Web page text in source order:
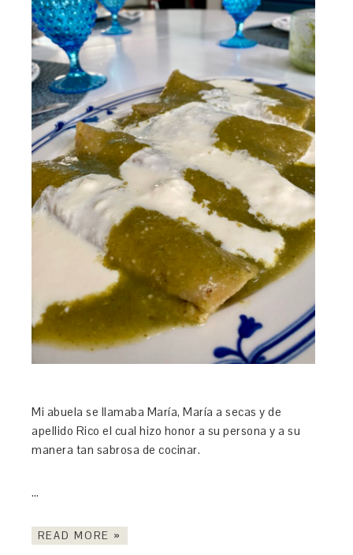
Mi abuela se llamaba María, María a secas y de
apellido Rico el cual hizo honor a su persona y a su
manera tan sabrosa de cocinar.
…
READ MORE »